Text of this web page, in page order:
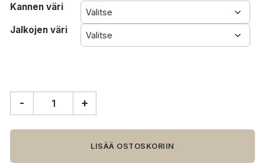
Kannen väri
Jalkojen väri
pöytä
- +
LISÄÄ OSTOSKORIIN